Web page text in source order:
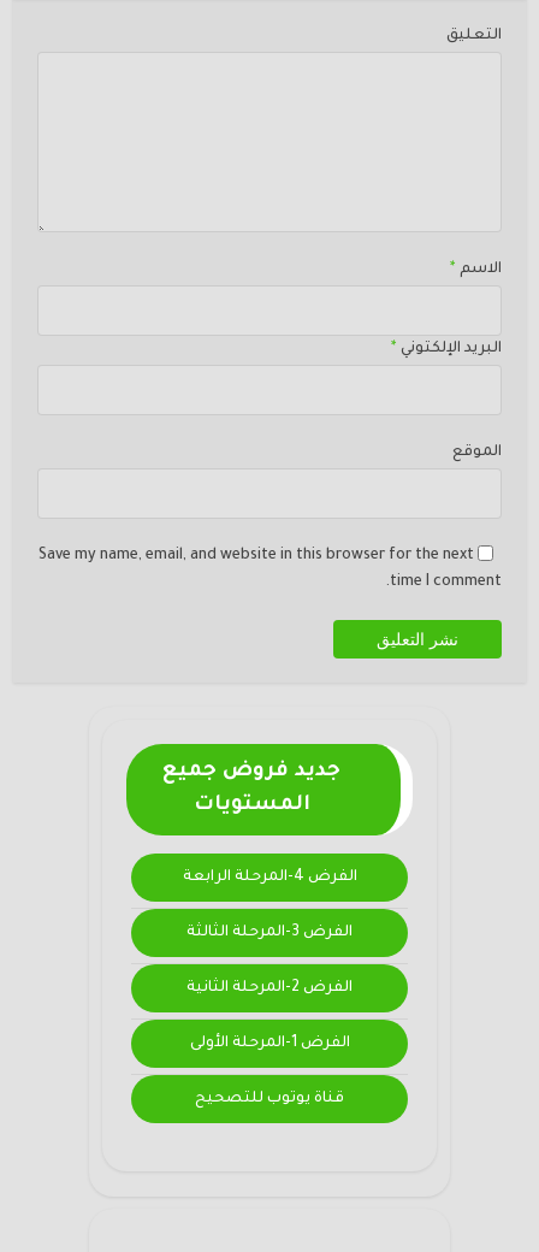
التعليق
الاسم *
البريد الإلكتوني *
الموقع
Save my name, email, and website in this browser for the next
time I comment.
جديد فروض جميع
المستويات
الفرض 4-المرحلة الرابعة
الفرض 3-المرحلة الثالثة
الفرض 2-المرحلة الثانية
الفرض 1-المرحلة الأولى
قناة يوتوب للتصحيح